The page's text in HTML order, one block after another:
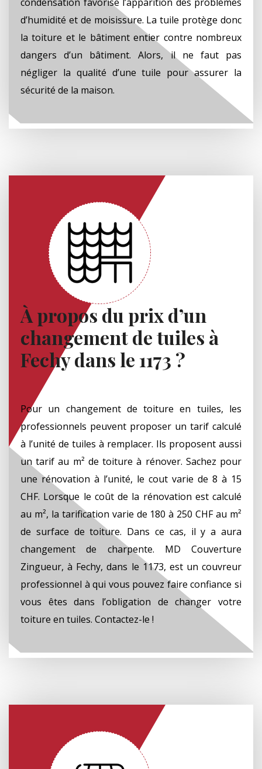
d’humidité et de moisissure. La tuile protège donc
la toiture et le bâtiment entier contre nombreux
dangers d’un bâtiment. Alors, il ne faut pas
négliger la qualité d’une tuile pour assurer la
sécurité de la maison.
À propos du prix d’un
changement de tuiles à
Fechy dans le 1173 ?
Pour un changement de toiture en tuiles, les
professionnels peuvent proposer un tarif calculé
à l’unité de tuiles à remplacer. Ils proposent aussi
un tarif au m² de toiture à rénover. Sachez pour
une rénovation à l’unité, le cout varie de 8 à 15
CHF. Lorsque le coût de la rénovation est calculé
au m², la tarification varie de 180 à 250 CHF au m²
de surface de toiture. Dans ce cas, il y a aura
changement de charpente. MD Couverture
Zingueur, à Fechy, dans le 1173, est un couvreur
professionnel à qui vous pouvez faire confiance si
vous êtes dans l’obligation de changer votre
toiture en tuiles. Contactez-le !